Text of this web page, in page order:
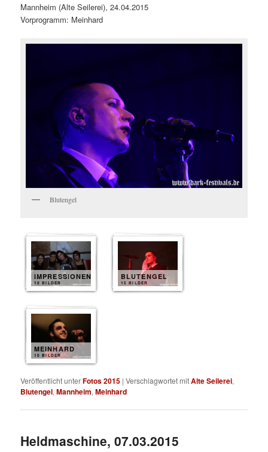
Mannheim (Alte Seilerei), 24.04.2015
Vorprogramm: Meinhard
Blutengel
IMPRESSIONEN
10 BILDER
BLUTENGEL
15 BILDER
MEINHARD
10 BILDER
Veröffentlicht unterFotos 2015 |Verschlagwortet mitAlte Seilerei,
Blutengel,Mannheim,Meinhard
Heldmaschine, 07.03.2015